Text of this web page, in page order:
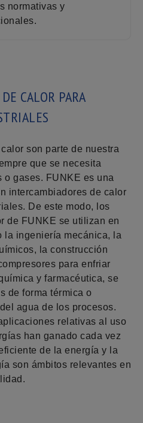
normativas y
CALOR PARA
son parte de nuestra
que se necesita
gases. FUNKE es una
intercambiadores de calor
De este modo, los
de FUNKE se utilizan en
la ingeniería mecánica, la
la construcción
para enfriar
y farmacéutica, se
de forma térmica o
agua de los procesos.
relativas al uso
han ganado cada vez
de la energía y la
son ámbitos relevantes en